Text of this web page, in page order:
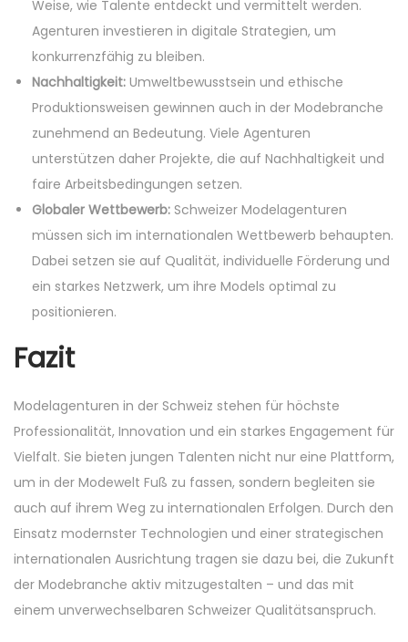
Weise, wie Talente entdeckt und vermittelt werden.
Agenturen investieren in digitale Strategien, um
konkurrenzfähig zu bleiben.
Nachhaltigkeit: Umweltbewusstsein und ethische
Produktionsweisen gewinnen auch in der Modebranche
zunehmend an Bedeutung. Viele Agenturen
unterstützen daher Projekte, die auf Nachhaltigkeit und
faire Arbeitsbedingungen setzen.
Globaler Wettbewerb: Schweizer Modelagenturen
müssen sich im internationalen Wettbewerb behaupten.
Dabei setzen sie auf Qualität, individuelle Förderung und
ein starkes Netzwerk, um ihre Models optimal zu
positionieren.
Fazit
Modelagenturen in der Schweiz stehen für höchste
Professionalität, Innovation und ein starkes Engagement für
Vielfalt. Sie bieten jungen Talenten nicht nur eine Plattform,
um in der Modewelt Fuß zu fassen, sondern begleiten sie
auch auf ihrem Weg zu internationalen Erfolgen. Durch den
Einsatz modernster Technologien und einer strategischen
internationalen Ausrichtung tragen sie dazu bei, die Zukunft
der Modebranche aktiv mitzugestalten – und das mit
einem unverwechselbaren Schweizer Qualitätsanspruch.